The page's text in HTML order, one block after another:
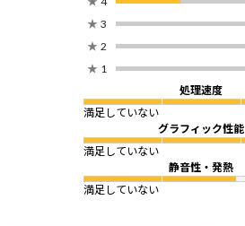
★ 3
★ 2
★ 1
処理速度
満足していない
グラフィック性能
満足していない
静音性・発熱
満足していない